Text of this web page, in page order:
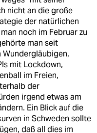
nicht an die große
der natürlichen
noch im Februar zu
man seit
mit Lockdown,
im Freien,
der
irgend etwas am
Ein Blick auf die
in Schweden sollte
daß all dies im